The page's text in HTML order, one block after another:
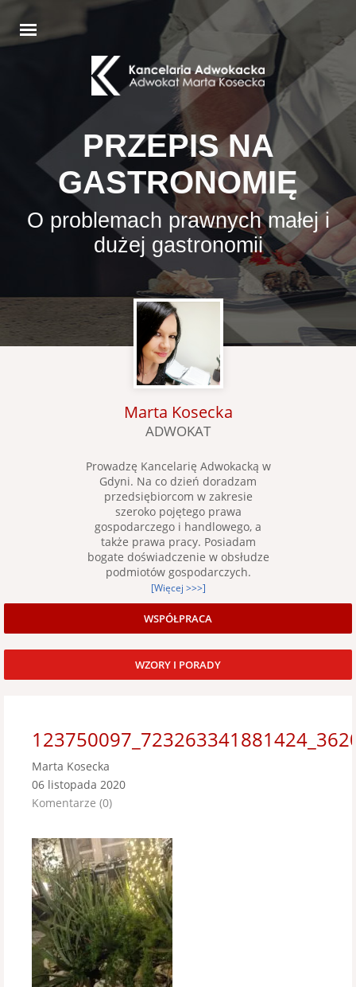
PRZEPIS NA
GASTRONOMIĘ
O problemach prawnych małej i
dużej gastronomii
Marta Kosecka
ADWOKAT
Prowadzę Kancelarię Adwokacką w
Gdyni. Na co dzień doradzam
przedsiębiorcom w zakresie
szeroko pojętego prawa
gospodarczego i handlowego, a
także prawa pracy. Posiadam
bogate doświadczenie w obsłudze
podmiotów gospodarczych.
[Więcej >>>]
WSPÓŁPRACA
WZORY I PORADY
Marta Kosecka
06 listopada 2020
Komentarze (0)